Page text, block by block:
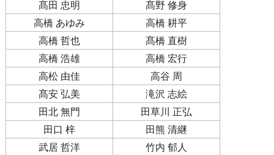
髙田 忠明
髙野 修身
高橋 あゆみ
高橋 耕平
高橋 哲也
髙橋 直樹
高橋 浩雄
高橋 宏行
高松 由佳
高谷 周
髙安 弘美
滝沢 志絵
田北 無門
田草川 正弘
田口 梓
田熊 清継
武居 哲洋
竹内 郁人